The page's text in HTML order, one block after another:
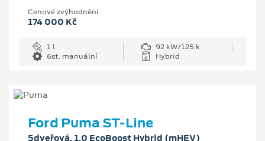
Cenové zvýhodnění
174 000 Kč
1 l
92 kW/125 k
6st. manuální
Hybrid
Ford Puma ST-Line
5dveřová, 1.0 EcoBoost Hybrid (mHEV)